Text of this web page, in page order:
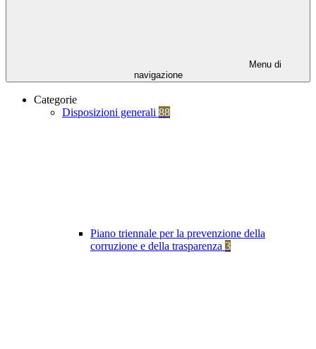
Menu di
navigazione
Categorie
Disposizioni generali 88
Piano triennale per la prevenzione della
corruzione e della trasparenza 3